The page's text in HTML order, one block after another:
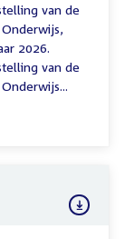
van de
2026.
van de